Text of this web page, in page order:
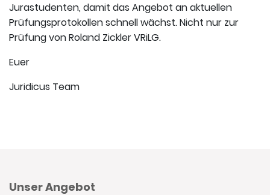
Jurastudenten, damit das Angebot an aktuellen
Prüfungsprotokollen schnell wächst. Nicht nur zur
Prüfung von Roland Zickler VRiLG.
Euer
Juridicus Team
Unser Angebot